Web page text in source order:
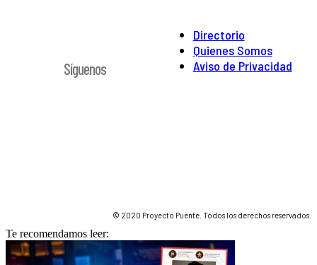
Directorio
Quienes Somos
Aviso de Privacidad
Síguenos
© 2020 Proyecto Puente. Todos los derechos reservados.
Te recomendamos leer: